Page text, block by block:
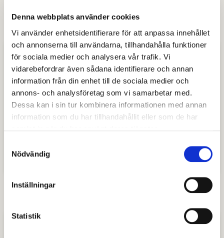
Denna webbplats använder cookies
Vi använder enhetsidentifierare för att anpassa innehållet
och annonserna till användarna, tillhandahålla funktioner
för sociala medier och analysera vår trafik. Vi
vidarebefordrar även sådana identifierare och annan
information från din enhet till de sociala medier och
annons- och analysföretag som vi samarbetar med.
Dessa kan i sin tur kombinera informationen med annan
information som du har tillhandahållit eller som de har
Nödvändig
Inställningar
Statistik
via kontaktfliken högst upp till höger på denna sida.
Industrimark
Källhagen (norra)
Södra Källhagen
Horndal, södra industriområdet